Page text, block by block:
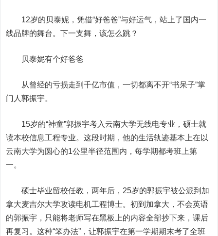
12岁的贝泰妮，凭借“好爸爸”与好运气，站上了国内一
线品牌的舞台。下一支舞，该怎么跳？
贝泰妮有个好爸爸
从曾经的亏损走到千亿市值，一切都离不开“书呆子”掌
门人郭振宇。
15岁的“神童”郭振宇考入云南大学无线电专业，硕士就
读本校信息工程专业。这段时期，他的生活轨迹基本上在以
云南大学为圆心的1公里半径范围内，每学期都考班上第
一。
硕士毕业留校任教，两年后，25岁的郭振宇被公派到加
拿大麦吉尔大学攻读电机工程博士。初到加拿大，不会英语
的郭振宇，只能将老师写在黑板上的内容全部抄下来，课后
再复习。这种“笨办法”，让郭振宇在第一学期期末考了全班